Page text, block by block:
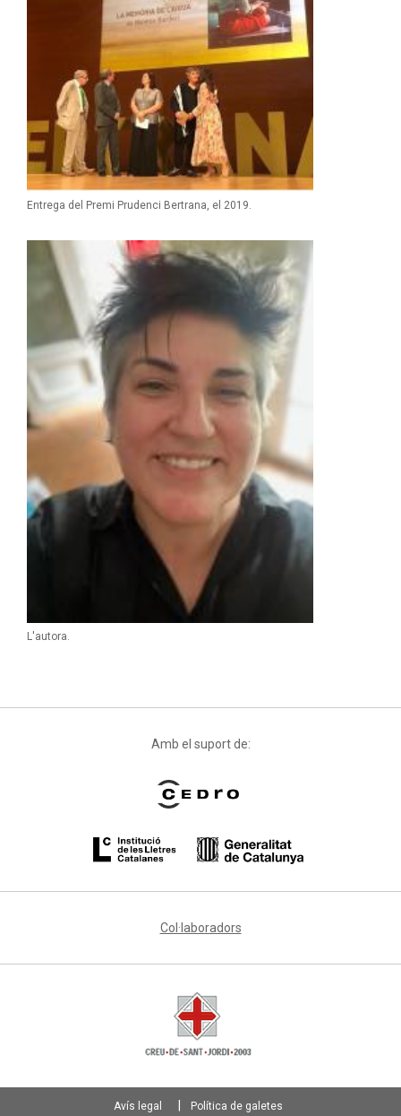
Entrega del Premi Prudenci Bertrana, el 2019.
L'autora.
Amb el suport de:
Col·laboradors
Avís legal Política de galetes